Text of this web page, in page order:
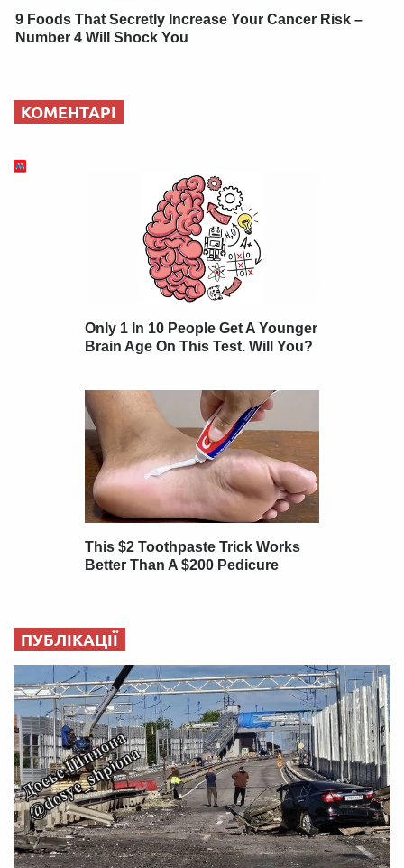
9 Foods That Secretly Increase Your Cancer Risk –
Number 4 Will Shock You
КОМЕНТАРІ
ПУБЛІКАЦІЇ